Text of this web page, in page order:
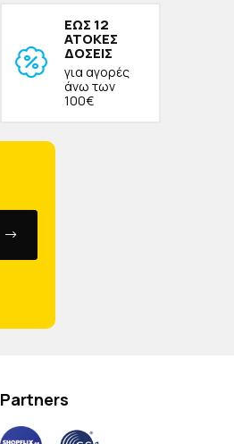
ΕΩΣ 12
ΑΤΟΚΕΣ
ΔΟΣΕΙΣ
για αγορές
άνω των
100€
Partners